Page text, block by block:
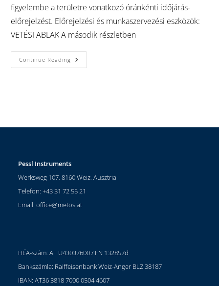
figyelembe a területre vonatkozó óránkénti időjárás-
előrejelzést. Előrejelzési és munkaszervezési eszközök:
VETÉSI ABLAK A második részletben
Continue Reading
Pessl Instruments
Werksweg 107, 8160 Weiz, Ausztria
Telefon: +43 31 72 55 21
Email:office@metos.at
HÉA-szám: AT U43037600 / FN 132857d
Bankszámla: Raiffeisenbank Weiz-Anger BLZ 38187
IBAN: AT36 3818 7000 0504 4607